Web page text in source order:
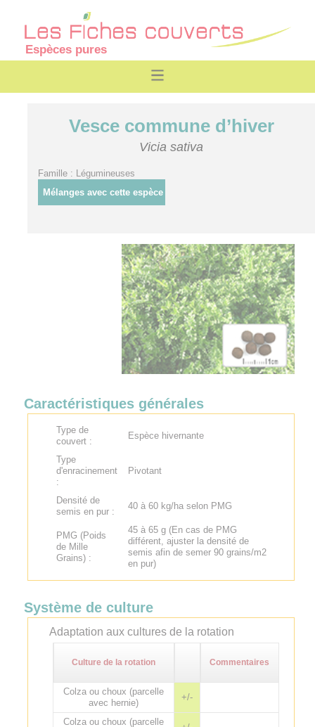
Espèces pures
Vesce commune d’hiver
Vicia sativa
Famille : Légumineuses
Caractéristiques générales
Type de
couvert :
Espèce hivernante
Type
d'enracinement
:
Pivotant
Densité de
semis en pur :
40 à 60 kg/ha selon PMG
PMG (Poids
de Mille
Grains) :
45 à 65 g (En cas de PMG
différent, ajuster la densité de
semis afin de semer 90 grains/m2
en pur)
Système de culture
Adaptation aux cultures de la rotation
Culture de la rotation Commentaires
Colza ou choux (parcelle
avec hernie)
+/-
Colza ou choux (parcelle